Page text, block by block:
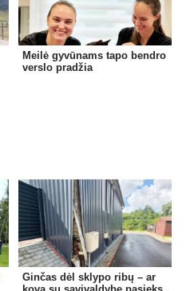
Meilė gyvūnams tapo bendro
verslo pradžia
Ginčas dėl sklypo ribų – ar